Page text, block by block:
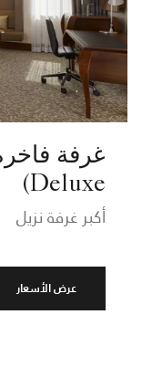
Deluxe)
أكبر غرفة نزيل
عرض الأسعار